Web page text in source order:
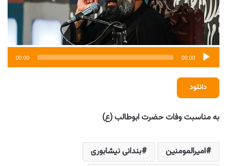
00:00
00:00
دانلود
به مناسبت وفات حضرت ابوطالب (ع)
امیرالمومنین
بندانی نیشابوری